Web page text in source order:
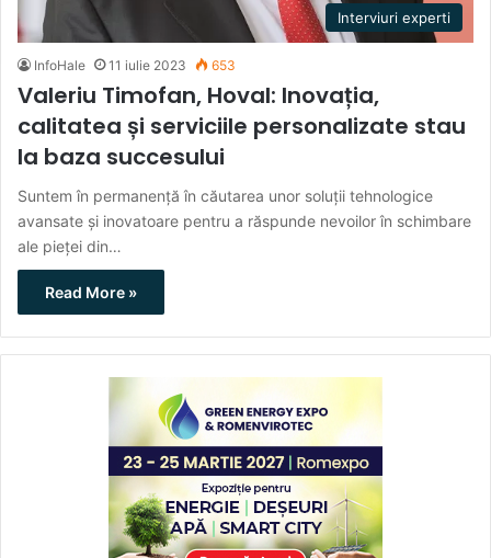
Interviuri experti
InfoHale 11 iulie 2023 653
Valeriu Timofan, Hoval: Inovația,
calitatea și serviciile personalizate stau
la baza succesului
Suntem în permanență în căutarea unor soluții tehnologice
avansate și inovatoare pentru a răspunde nevoilor în schimbare
ale pieței din…
Read More »